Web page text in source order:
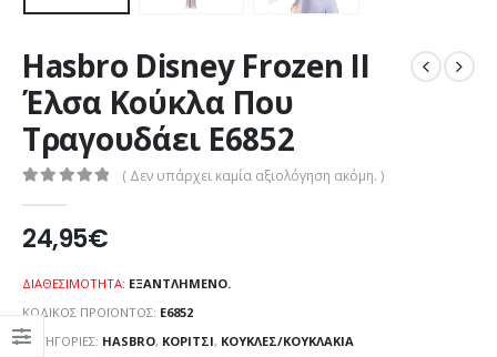
Hasbro Disney Frozen II
Έλσα Κούκλα Που
Τραγουδάει E6852
( Δεν υπάρχει καμία αξιολόγηση ακόμη. )
24,95€
ΔΙΑΘΕΣΙΜΌΤΗΤΑ: ΕΞΑΝΤΛΗΜΈΝΟ.
ΚΩΔΙΚΌΣ ΠΡΟΪΌΝΤΟΣ: E6852
ΚΑΤΗΓΟΡΊΕΣ: HASBRO, ΚΟΡΊΤΣΙ, ΚΟΎΚΛΕΣ/ΚΟΥΚΛΆΚΙΑ